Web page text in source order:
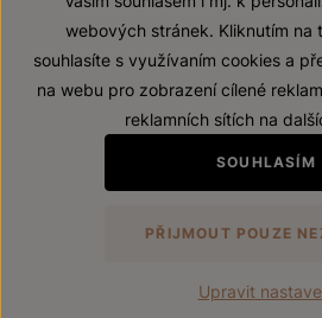
© 2026 ZNOVÍN
Prohlášení o
Zákaz prodeje alkoholických nápojů
Vytvořil
webových stránek. Kliknutím na
souhlasíte s využívaním cookies a
na webu pro zobrazení cílené
reklamních sítích na
SOUHLASÍM
PŘIJMOUT POUZE
Upravit